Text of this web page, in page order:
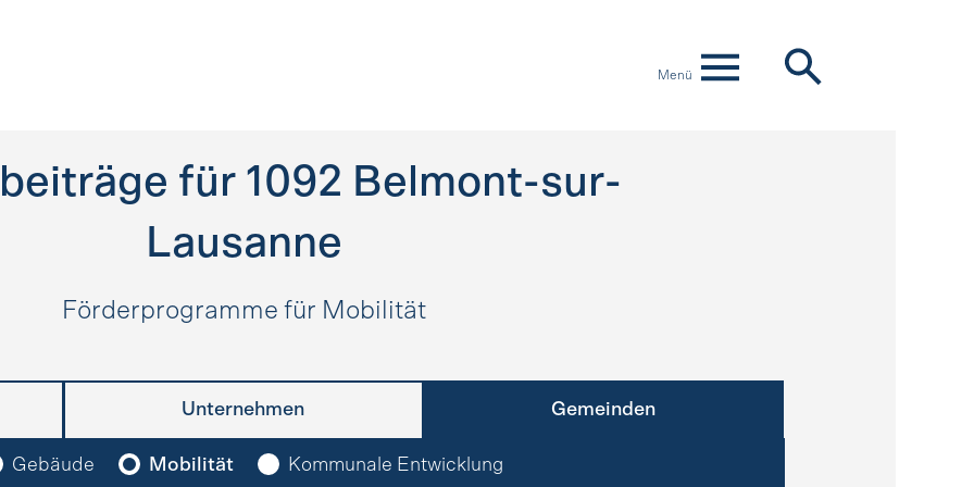
Menü
für 1092 Belmont-sur-
Lausanne
Förderprogramme für Mobilität
Unternehmen Gemeinden
Gebäude Mobilität Kommunale Entwicklung